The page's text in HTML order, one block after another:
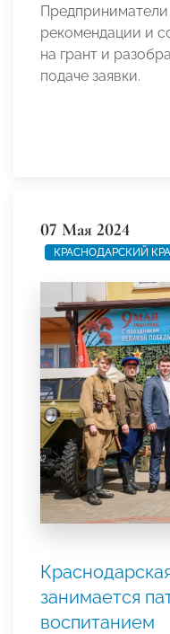
рекомендации и
на грант и
подаче заявки.
07 Мая 2024
КРАСНОДАРСКИЙ
занимается
воспитанием